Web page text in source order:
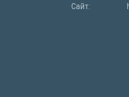
Сайт: